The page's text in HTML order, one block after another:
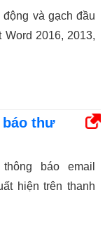
và gạch đầu
Word 2016, 2013,
báo thư
báo email
hiện trên thanh